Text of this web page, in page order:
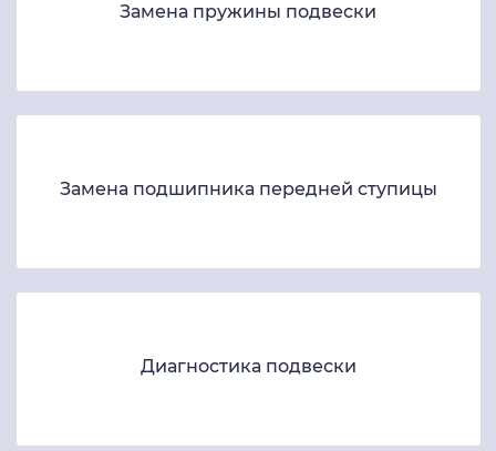
Замена пружины подвески
Замена подшипника передней ступицы
Диагностика подвески